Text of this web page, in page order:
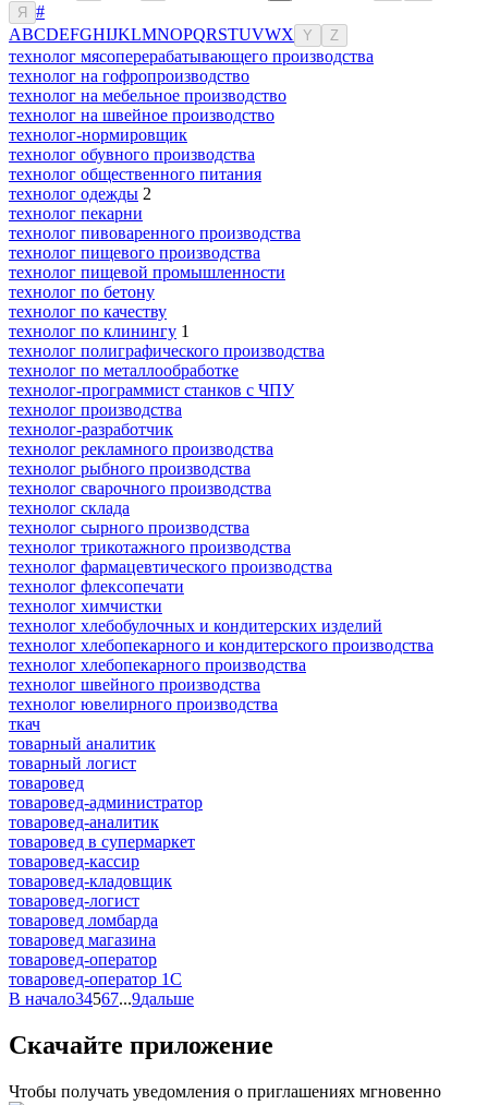
Я
#
ABCDEFGHIJKLMNOPQRSTUVWX Y Z
технолог мясоперерабатывающего производства
технолог на гофропроизводство
технолог на мебельное производство
технолог на швейное производство
технолог-нормировщик
технолог обувного производства
технолог общественного питания
технолог одежды 2
технолог пекарни
технолог пивоваренного производства
технолог пищевого производства
технолог пищевой промышленности
технолог по бетону
технолог по качеству
технолог по клинингу 1
технолог полиграфического производства
технолог по металлообработке
технолог-программист станков с ЧПУ
технолог производства
технолог-разработчик
технолог рекламного производства
технолог рыбного производства
технолог сварочного производства
технолог склада
технолог сырного производства
технолог трикотажного производства
технолог фармацевтического производства
технолог флексопечати
технолог химчистки
технолог хлебобулочных и кондитерских изделий
технолог хлебопекарного и кондитерского производства
технолог хлебопекарного производства
технолог швейного производства
технолог ювелирного производства
ткач
товарный аналитик
товарный логист
товаровед
товаровед-администратор
товаровед-аналитик
товаровед в супермаркет
товаровед-кассир
товаровед-кладовщик
товаровед-логист
товаровед ломбарда
товаровед магазина
товаровед-оператор
товаровед-оператор 1С
В начало34567...9дальше
Скачайте приложение
Чтобы получать уведомления о приглашениях мгновенно